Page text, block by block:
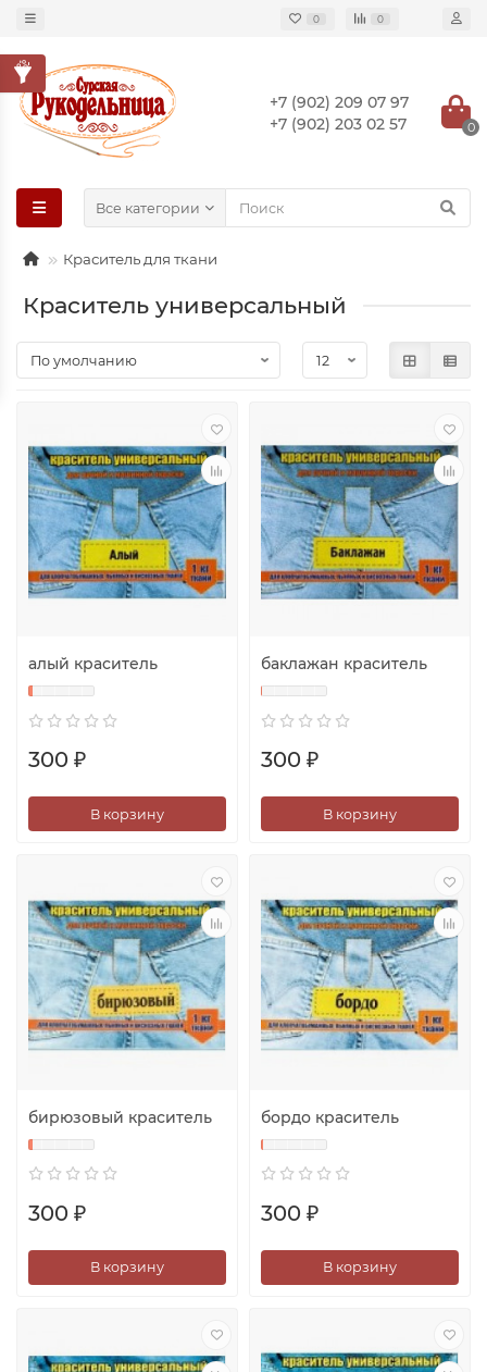
0 0
+7 (902) 209 07 97
+7 (902) 203 02 57
0
Все категории
Краситель для ткани
Краситель универсальный
алый краситель
300 ₽
В корзину
баклажан краситель
300 ₽
В корзину
бирюзовый краситель
300 ₽
В корзину
бордо краситель
300 ₽
В корзину